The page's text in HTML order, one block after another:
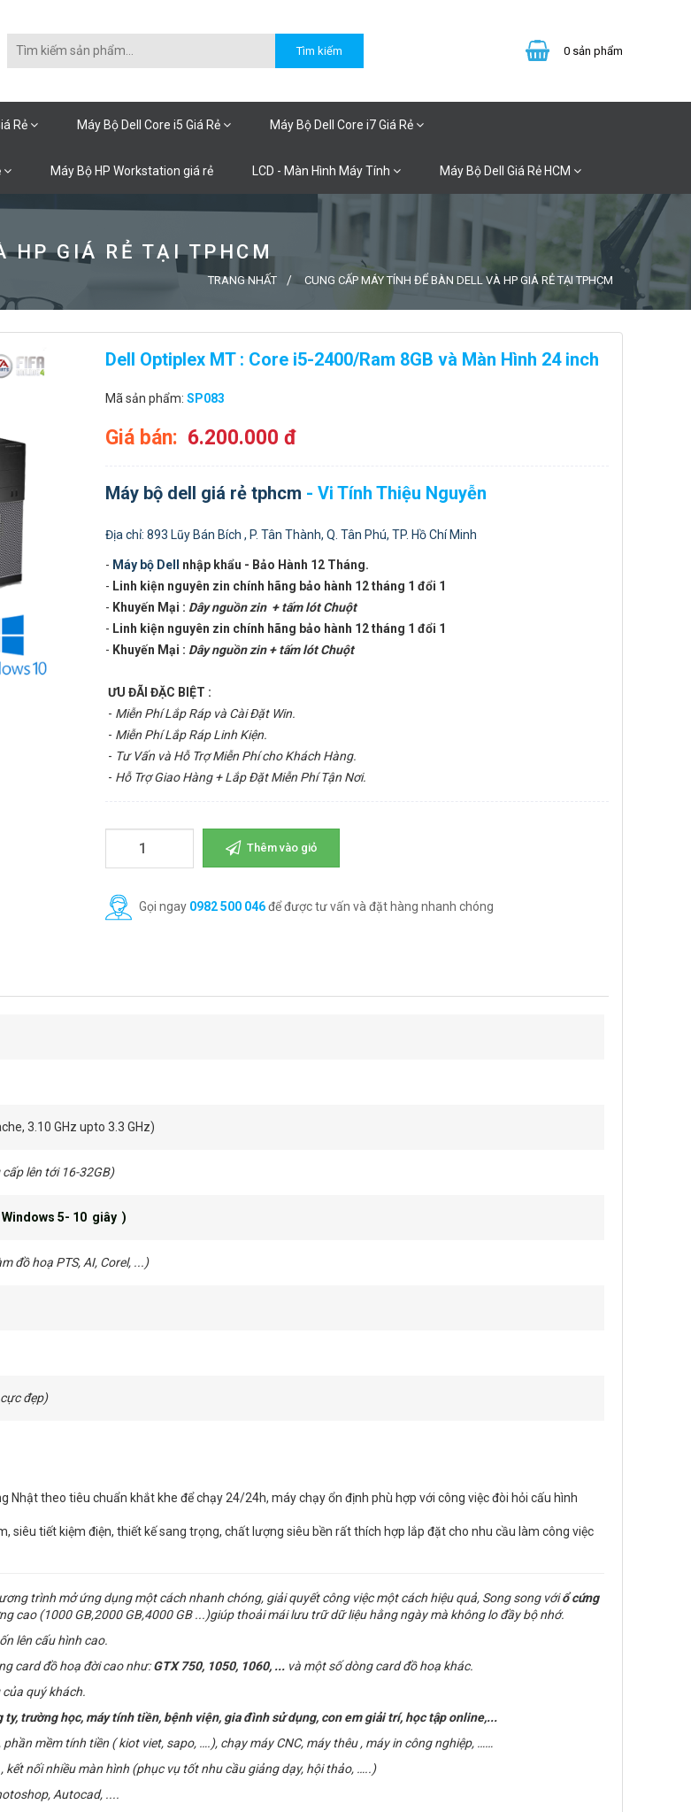
0 sản phẩm
Rẻ Máy Bộ Dell Core i5 Giá Rẻ Máy Bộ Dell Core i7 Giá Rẻ
Máy Bộ HP Workstation giá rẻ LCD - Màn Hình Máy Tính Máy Bộ Dell Giá Rẻ HCM
HP GIÁ RẺ TẠI TPHCM
TRANG NHẤT CUNG CẤP MÁY TÍNH ĐỂ BÀN DELL VÀ HP GIÁ RẺ TẠI TPHCM
Dell Optiplex MT : Core i5-2400/Ram 8GB và Màn Hình 24 inch
Mã sản phẩm: SP083
Giá bán: 6.200.000 đ
Máy bộ dell giá rẻ tphcm - Vi Tính Thiệu Nguyễn
Địa chỉ: 893 Lũy Bán Bích , P. Tân Thành, Q. Tân Phú, TP. Hồ Chí Minh
- Máy bộ Dell
nhập khẩu - Bảo Hành 12 Tháng.
- Linh kiện nguyên zin chính hãng bảo hành 12 tháng 1 đổi 1
- Khuyến Mại : Dây nguồn zin + tấm lót Chuột
- Linh kiện nguyên zin chính hãng bảo hành 12 tháng 1 đổi 1
- Khuyến Mại : Dây nguồn zin + tấm lót Chuột
ƯU ĐÃI ĐẶC BIỆT :
- Miễn Phí Lắp Ráp và Cài Đặt Win.
- Miễn Phí Lắp Ráp Linh Kiện.
- Tư Vấn và Hỗ Trợ Miễn Phí cho Khách Hàng.
- Hỗ Trợ Giao Hàng + Lắp Đặt Miễn Phí Tận Nơi.
Thêm vào giỏ
Gọi ngay 0982 500 046để được tư vấn và đặt hàng nhanh chóng
3.10 GHz upto 3.3 GHz)
lên tới 16-32GB)
Windows 5- 10 giây )
đồ hoạ PTS, AI, Corel, ...)
đẹp)
Nhật theo tiêu chuẩn khắt khe để chạy 24/24h, máy chạy ổn định phù hợp với công việc đòi hỏi cấu hình
siêu tiết kiệm điện, thiết kế sang trọng, chất lượng siêu bền rất thích hợp lắp đặt cho nhu cầu làm công việc
trình mở ứng dụng một cách nhanh chóng, giải quyết công việc một cách hiệu quả, Song song vớiổ cứng
cao (1000 GB,2000 GB,4000 GB ...)giúp thoải mái lưu trữ dữ liệu hằng ngày mà không lo đầy bộ nhớ.
lên cấu hình cao.
card đồ hoạ đời cao như:GTX 750, 1050, 1060, ... và một số dòng card đồ hoạ khác.
quý khách.
trường học, máy tính tiền, bệnh viện, gia đình sử dụng, con em giải trí, học tập online,...
mềm tính tiền ( kiot viet, sapo, ….), chạy máy CNC, máy thêu , máy in công nghiệp, ……
nối nhiều màn hình (phục vụ tốt nhu cầu giảng dạy, hội thảo, …..)
Autocad, ....